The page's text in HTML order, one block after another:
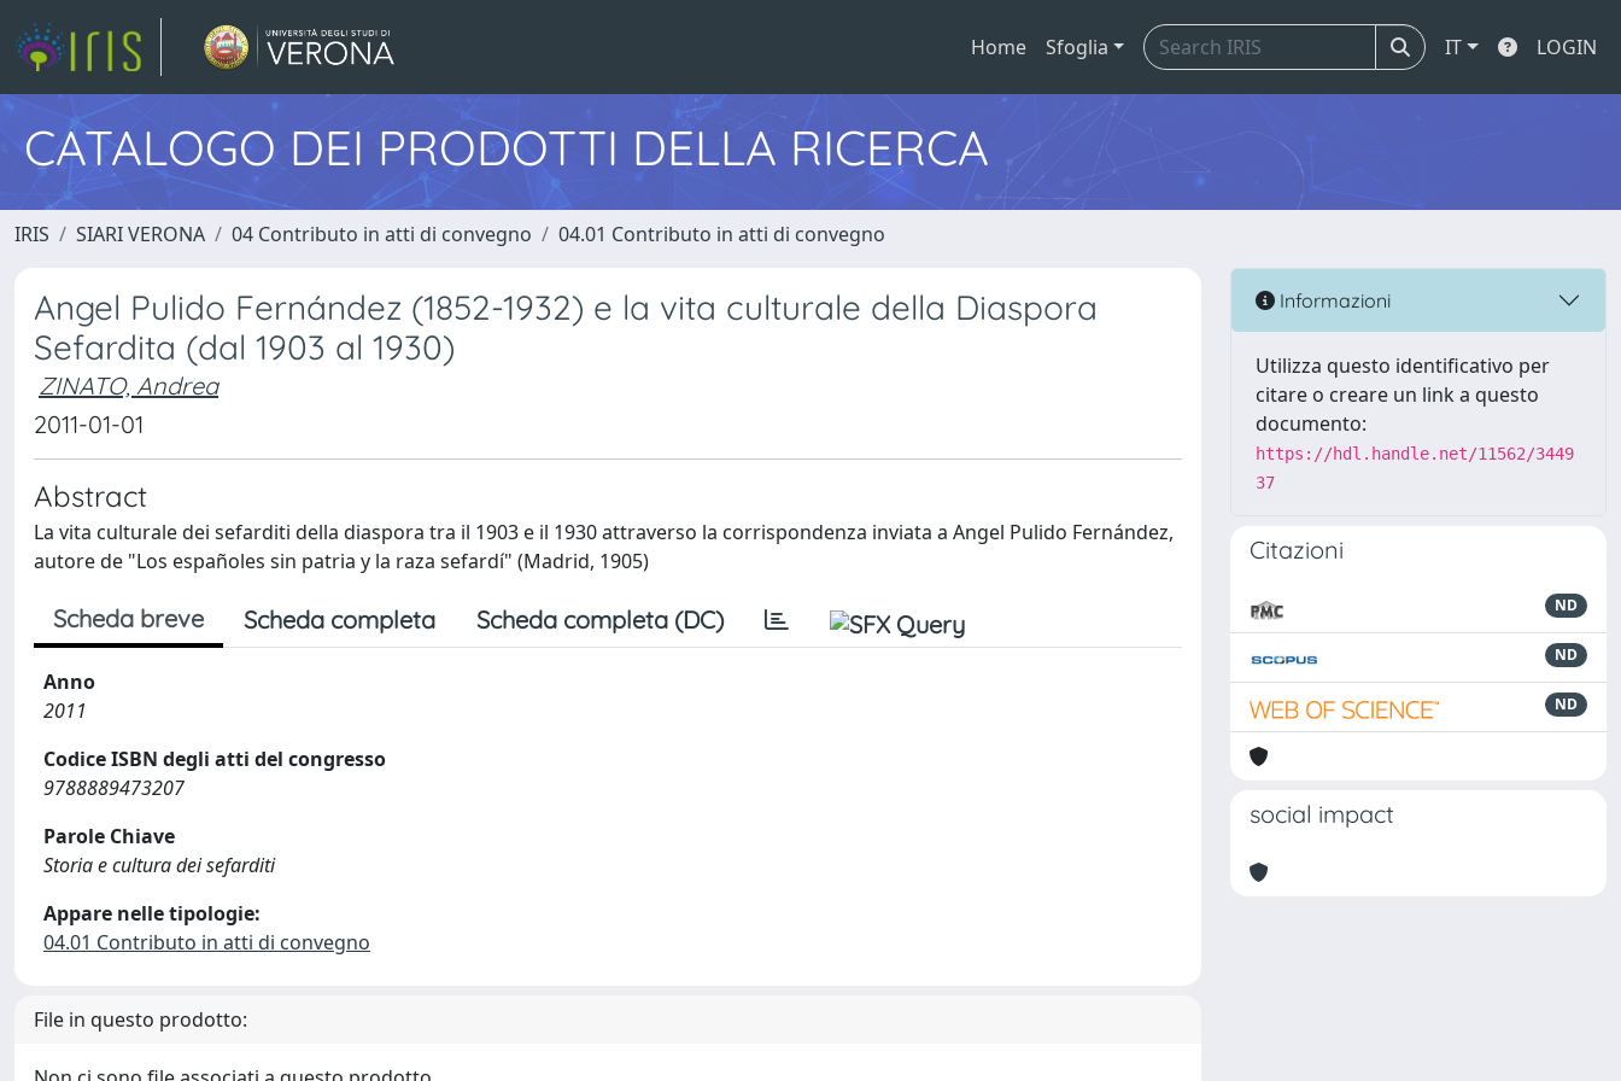
Home Sfoglia IT LOGIN
CATALOGO DEI PRODOTTI DELLA RICERCA
IRIS SIARI VERONA 04 Contributo in atti di convegno 04.01 Contributo in atti di convegno
Angel Pulido Fernández (1852-1932) e la vita culturale della Diaspora
Sefardita (dal 1903 al 1930)
ZINATO, Andrea
2011-01-01
Abstract
La vita culturale dei sefarditi della diaspora tra il 1903 e il 1930 attraverso la corrispondenza inviata a Angel Pulido Fernández,
autore de "Los españoles sin patria y la raza sefardí" (Madrid, 1905)
Scheda breve Scheda completa Scheda completa (DC)
Anno
2011
Codice ISBN degli atti del congresso
9788889473207
Parole Chiave
Storia e cultura dei sefarditi
Appare nelle tipologie:
04.01 Contributo in atti di convegno
File in questo prodotto:
Informazioni
Utilizza questo identificativo per
citare o creare un link a questo
documento:
https://hdl.handle.net/11562/3449
37
Citazioni
ND
ND
ND
social impact